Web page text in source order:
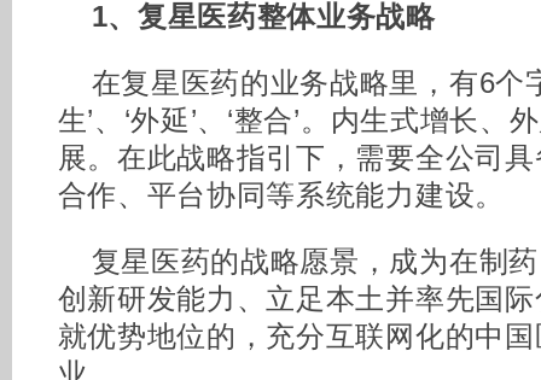
1、复星医药整体业务战略
在复星医药的业务战略里，有6个
生’、‘外延’、‘整合’。内生式增长、
展。在此战略指引下，需要全公司
合作、平台协同等系统能力建设。
复星医药的战略愿景，成为在制
创新研发能力、立足本土并率先国
就优势地位的，充分互联网化的中